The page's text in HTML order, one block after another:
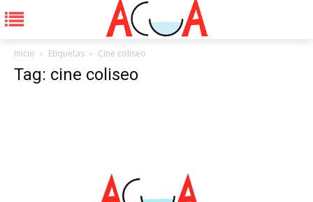
Inicio Etiquetas Cine coliseo
Tag: cine coliseo